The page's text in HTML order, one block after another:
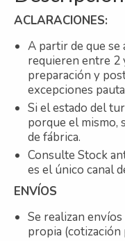
ACLARACIONES:
A partir de que se
requieren entre 2
preparación y
excepciones
Si el estado del
porque el mismo,
de fábrica.
Consulte Stock
es el único canal
ENVÍOS
Se realizan
propia